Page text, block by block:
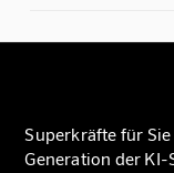
Superkräfte für
Generation der